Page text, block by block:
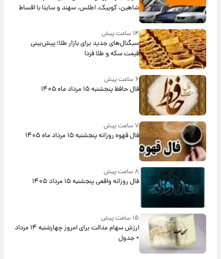
شاهین، کوییک، اطلس، سهند و ساینا با اقساط
بلندمدت + جدول
۱۴ ساعت پیش
سیگنال‌های جدید برای بازار طلا؛ پیش‌بینی
قیمت سکه و طلا فردا
۶ ساعت پیش
فال حافظ پنجشنبه ۱۵ مرداد ماه ۱۴۰۵
۷ ساعت پیش
فال قهوه روزانه پنجشنبه ۱۵ مرداد ماه ۱۴۰۵
۸ ساعت پیش
فال روزانه واقعی پنجشنبه ۱۵ مرداد ۱۴۰۵
۱۵ ساعت پیش
ارزش سهام عدالت برای امروز چهارشنبه ۱۴ مرداد
+ جدول